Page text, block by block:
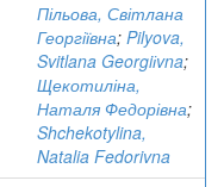
Пільова, Світлана
Георгіївна; Pilyova,
Svitlana Georgiіvna;
Щекотиліна,
Наталя Федорівна;
Shchekotylina,
Natalia Fedorivna